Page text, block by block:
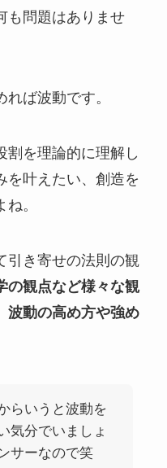
も問題はありませ
ば波動です。
割を理論的に理解し
を叶えたい、創造を
。
引き寄せの法則の観
の観点など様々な観
波動の高め方や強め
らいうと波動を
気分でいましょ
サーなので笑